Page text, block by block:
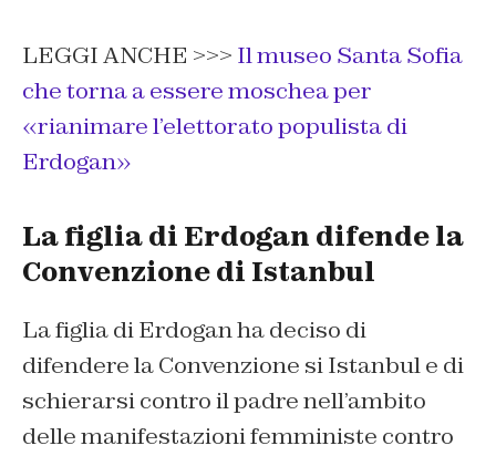
LEGGI ANCHE >>> Il museo Santa Sofia
che torna a essere moschea per
«rianimare l’elettorato populista di
Erdogan»
La figlia di Erdogan difende la
Convenzione di Istanbul
La figlia di Erdogan ha deciso di
difendere la Convenzione si Istanbul e di
schierarsi contro il padre nell’ambito
delle manifestazioni femministe contro